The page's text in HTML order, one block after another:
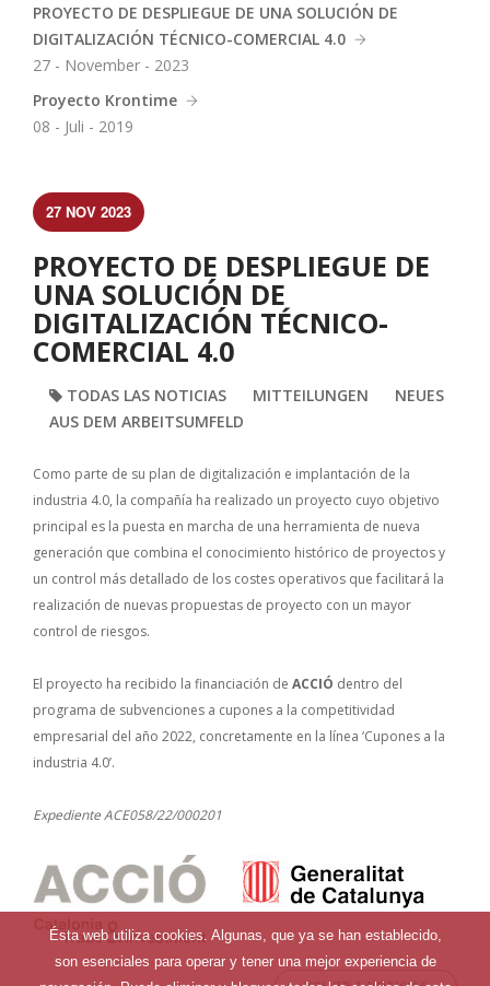
PROYECTO DE DESPLIEGUE DE UNA SOLUCIÓN DE
DIGITALIZACIÓN TÉCNICO-COMERCIAL 4.0
27 - November - 2023
Proyecto Krontime
08 - Juli - 2019
27 NOV 2023
PROYECTO DE DESPLIEGUE DE
UNA SOLUCIÓN DE
DIGITALIZACIÓN TÉCNICO-
COMERCIAL 4.0
TODAS LAS NOTICIAS MITTEILUNGEN
NEUES
AUS DEM ARBEITSUMFELD
Como parte de su plan de digitalización e implantación de la
industria 4.0, la compañía ha realizado un proyecto cuyo objetivo
principal es la puesta en marcha de una herramienta de nueva
generación que combina el conocimiento histórico de proyectos y
un control más detallado de los costes operativos que facilitará la
realización de nuevas propuestas de proyecto con un mayor
control de riesgos.
El proyecto ha recibido la financiación de ACCIÓ dentro del
programa de subvenciones a cupones a la competitividad
empresarial del año 2022, concretamente en la línea ‘Cupones a la
industria 4.0’.
Expediente ACE058/22/000201
Ésta web utiliza cookies. Algunas, que ya se han establecido,
son esenciales para operar y tener una mejor experiencia de